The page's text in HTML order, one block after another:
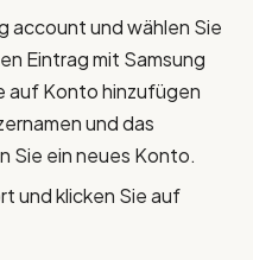
account und wählen Sie
Eintrag mit Samsung
auf Konto hinzufügen
und das
Sie ein neues Konto.
und klicken Sie auf